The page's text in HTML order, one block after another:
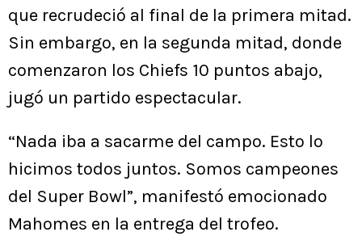
que recrudeció al final de la primera mitad.
Sin embargo, en la segunda mitad, donde
comenzaron los Chiefs 10 puntos abajo,
jugó un partido espectacular.
“Nada iba a sacarme del campo. Esto lo
hicimos todos juntos. Somos campeones
del Super Bowl”, manifestó emocionado
Mahomes en la entrega del trofeo.